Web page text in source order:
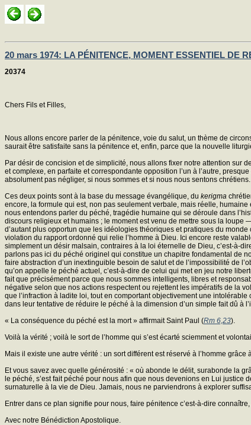
20 mars 1974: LA PÉNITENCE, MOMENT ESSENTIEL DE
20374
Chers Fils et Filles,
Nous allons encore parler de la pénitence, voie du salut, un thème de
saurait être satisfaite sans la pénitence et, enfin, parce que la nouvelle
Par désir de concision et de simplicité, nous allons fixer notre attention sur
et complexe, en parfaite et correspondante opposition l’un à l’autre,
absolument pas négliger, si nous sommes et si nous nous sentons chrétiens.
Ces deux points sont à la base du message évangélique, du kerigma
encore, la formule qui est, non pas seulement verbale, mais réelle,
nous entendons parler du péché, tragédie humaine qui se déroule dans
discours religieux et humains ; le moment est venu de mettre sous la
d’autant plus opportun que les idéologies théoriques et pratiques du
violation du rapport ordonné qui relie l’homme à Dieu. Ici encore reste
simplement un désir malsain, contraires à la loi éternelle de Dieu, c’est-à-
parlons pas ici du péché originel qui constitue un chapitre fondamental de
faire abstraction d’un inextinguible besoin de salut et de l’impossibilité de
qu’on appelle le péché actuel, c’est-à-dire de celui qui met en jeu notre
fait que précisément parce que nous sommes intelligents, libres et
négative selon que nos actions respectent ou rejettent les impératifs de la
que l’infraction à ladite loi, tout en comportant objectivement une
dans leur tentative de réduire le péché à la dimension d’un simple fait dû à
« La conséquence du péché est la mort » affirmait Saint Paul (Rm 6,23).
Voilà la vérité ; voilà le sort de l’homme qui s’est écarté sciemment et
Mais il existe une autre vérité : un sort différent est réservé à l’homme
Et vous savez avec quelle générosité : « où abonde le délit, surabonde la
le péché, s’est fait péché pour nous afin que nous devenions en Lui justice
surnaturelle à la vie de Dieu. Jamais, nous ne parviendrons à explorer
Entrer dans ce plan signifie pour nous, faire pénitence c’est-à-dire
Avec notre Bénédiction Apostolique.